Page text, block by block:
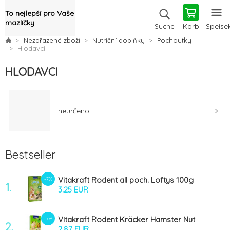
To nejlepší pro Vaše
mazlíčky
Suche Korb
Nezařazené zboží Nutriční doplňky
Pochoutky
Hlodavci
HLODAVCI
neurčeno
Bestseller
1.
-7%
Vitakraft Rodent all poch. Loftys 100g
3.25 EUR
2.
-7%
Vitakraft Rodent Kräcker Hamster Nut